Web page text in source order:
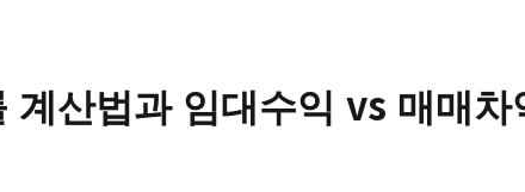
계산법과 임대수익 vs 매매차